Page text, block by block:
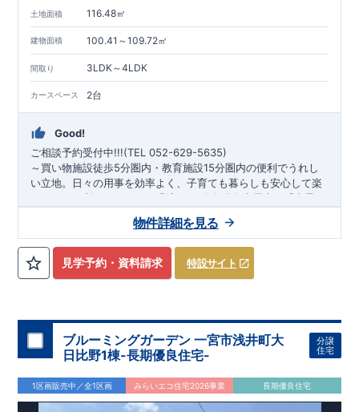
に施工されているか、建設までに計
た上で、品質を保証しております。
しくはクリック!) ・誰が何をやったかが明確だからこそ、お客
様の安心に繋がります。
ストプランをご提供いたします。 ・不要な中間マージンを抑え
る事で、コストダウンに努めております。
中! ・現地ご見学予約受付中◎ 平日やお仕事終わりのご案内も
可能です! ご希望のお客様は一度ご連絡ください！
ージに載っていない詳しい内容や、資金計画のご相談、
等がございましたらお気軽にご連絡下さい。
現地案内予約受
付中! ・現地ご見学予約受付中◎ 平日やお仕事終わりのご案内
も可能です
ご希望のお客様は一度ご連絡ください！ ・ホーム
ページに載っていない詳しい内容や、資金計画のご相談、ご質
問等がございましたらお気軽にご連絡下さい。
0257 東栄住宅 岡崎営業所​ ​
土地面積 116.48㎡
建物面積 100.41～109.72㎡
間取り 3LDK～4LDK
カースペース 2台
Good!
ご相談予約受付中!!!(TEL 052-629-5635)
～買い物施設徒歩5分圏内・教育施設15分圏内の便利でうれし
い立地。日々の用事を効率よく、子育ても暮らしも安心して楽
しめる、便利でうれしい住環境♪
23分 ​〇地下鉄桜通線「鶴里」駅まで バス8分 ​ バス停「赤坪
町」まで 徒歩2分 ​ ​
タタミコーナー＋WIC＋カースペース２台 ​ 遊び場や客間として
利用できる
タタミコーナー 2号棟 4LDK＋カースペース2台
ウンターがあり導線のいいプラン♪ ​ ​5号棟 3LDK＋WIC＋カー
スペース2台
​ ​ 解放感と明るさを演出するリビング吹抜を採用！​ ​
​​6号棟 3LDK＋マルチスキップ＋WIC＋パントリー＋カースペ
ース2台 ​ ​ 上部に吹抜を採用したマルチスキップ
置 ​ ​ ​7号棟 4LDK＋WIC＋カースペース2台​ ​ ​リビングと調和する
設計で、くつろぎと機能性を両立した和室 プラン ​*周辺環境*
https://www.e-blooming.com/bukken/83075023/
見学予約・資料請求 特設サイト
物件詳細を見る
ブルーミングガーデン 一宮市浅井町大
日比野1棟-長期優良住宅-
分譲
住宅
1区画販売中／全1区画 みらいエコ住宅2026事業 長期優良住宅